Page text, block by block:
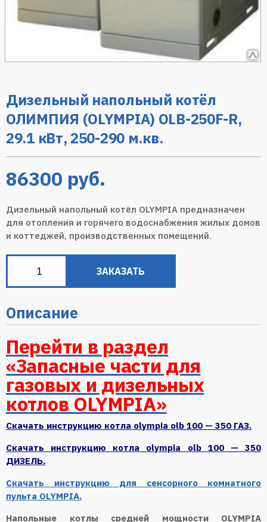
Дизельный напольный котёл
ОЛИМПИЯ (OLYMPIA) OLB-250F-R,
29.1 кВт, 250-290 м.кв.
86300 руб.
Дизельный напольный котёл OLYMPIA предназначен
для отопления и горячего водоснабжения жилых домов
и коттеджей, производственных помещений.
ЗАКАЗАТЬ
Описание
Перейти в раздел
«Запасные части для
газовых и дизельных
котлов OLYMPIA»
Cкачать инструкцию котла olympia olb 100 — 350 ГАЗ.
Cкачать инструкцию котла olympia olb 100 — 350
ДИЗЕЛЬ.
Скачать инструкцию для сенсорного комнатного
пульта OLYMPIA.
Напольные котлы средней мощности OLYMPIA